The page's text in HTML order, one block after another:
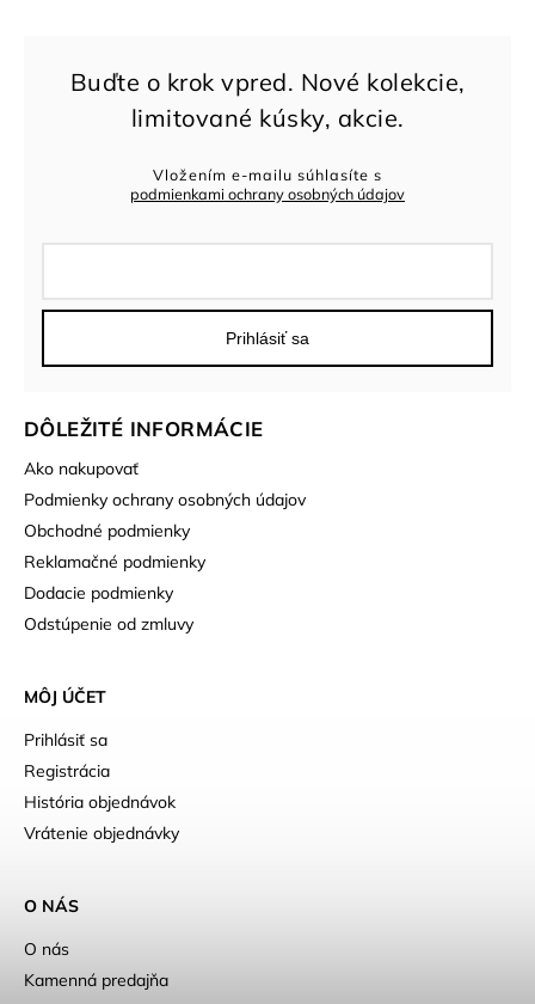
DÔLEŽITÉ INFORMÁCIE
Ako nakupovať
Podmienky ochrany osobných údajov
Obchodné podmienky
Reklamačné podmienky
Dodacie podmienky
Odstúpenie od zmluvy
MÔJ ÚČET
Prihlásiť sa
Registrácia
História objednávok
Vrátenie objednávky
Vložením e-mailu súhlasíte s
podmienkami ochrany osobných údajov
Prihlásiť sa
O NÁS
O nás
Kamenná predajňa